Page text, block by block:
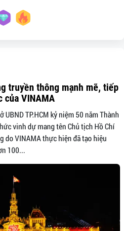
truyền thông mạnh mẽ, tiếp
của VINAMA
TP.HCM kỷ niệm 50 năm Thành
vinh dự mang tên Chủ tịch Hồ Chí
do VINAMA thực hiện đã tạo hiệu
100...